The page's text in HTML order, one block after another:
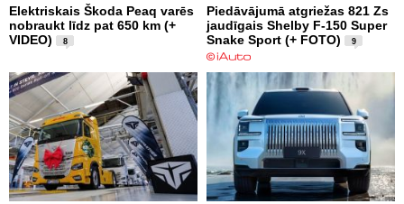
Elektriskais Škoda Peaq varēs
nobraukt līdz pat 650 km (+
VIDEO)
8
Piedāvājumā atgriežas 821 Zs
jaudīgais Shelby F-150 Super
Snake Sport (+ FOTO)
9